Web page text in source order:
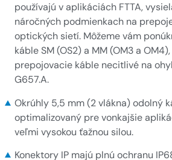
používajú v aplikáciách FTTA,
náročných podmienkach na
optických sietí. Môžeme vám
káble SM (OS2) a MM (OM3 a
prepojovacie káble necitlivé na
G657.A.
Okrúhly 5,5 mm (2 vlákna) odolný
optimalizovaný pre vonkajšie
veľmi vysokou ťažnou silou.
Konektory IP majú plnú ochranu